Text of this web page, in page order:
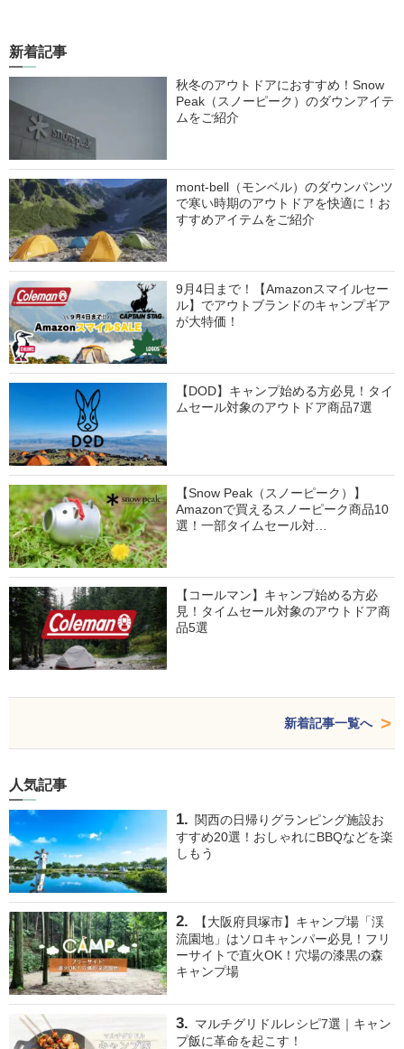
新着記事
秋冬のアウトドアにおすすめ！Snow
Peak（スノーピーク）のダウンアイテ
ムをご紹介
mont-bell（モンベル）のダウンパンツ
で寒い時期のアウトドアを快適に！お
すすめアイテムをご紹介
9月4日まで！【Amazonスマイルセー
ル】でアウトブランドのキャンプギア
が大特価！
【DOD】キャンプ始める方必見！タイ
ムセール対象のアウトドア商品7選
【Snow Peak（スノーピーク）】
Amazonで買えるスノーピーク商品10
選！一部タイムセール対…
【コールマン】キャンプ始める方必
見！タイムセール対象のアウトドア商
品5選
新着記事一覧へ
人気記事
関西の日帰りグランピング施設お
すすめ20選！おしゃれにBBQなどを楽
しもう
【大阪府貝塚市】キャンプ場「渓
流園地」はソロキャンパー必見！フリ
ーサイトで直火OK！穴場の漆黒の森
キャンプ場
マルチグリドルレシピ7選｜キャン
プ飯に革命を起こす！